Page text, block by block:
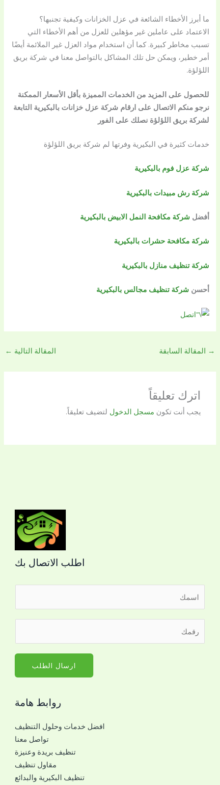
ما أبرز الأخطاء الشائعة في عزل الخزانات وكيفية تجنبها؟
الاعتماد على عاملين غير مؤهلين للعزل من أهم الأخطاء التي
تسبب مخاطر كبيرة. كما أن استخدام مواد العزل غير الملائمة أيضًا
أمر خطير، ويمكن حل تلك المشاكل بالتواصل معنا في شركة بريق
اللؤلؤة.
للحصول على المزيد من الخدمات المميزة بأقل الأسعار الممكنة
نرجو منكم الاتصال على ارقام شركة عزل خزانات بالبكيرية التابعة
لشركة بريق اللؤلؤة نصلك على الفور
خدمات كثيرة في البكيرية وفرتها لم شركة بريق اللؤلؤة
شركة عزل فوم بالبكيرية
شركة رش مبيدات بالبكيرية
أفضل شركة مكافحة النمل الابيض بالبكيرية
شركة مكافحة حشرات بالبكيرية
شركة تنظيف منازل بالبكيرية
أحسن شركة تنظيف مجالس بالبكيرية
→ المقالة السابقة المقالة التالية ←
اترك تعليقاً
يجب أنت تكون مسجل الدخول لتضيف تعليقاً.
اطلب الاتصال بك
م
ارسال الطلب
روابط هامة
افضل خدمات وحلول التنظيف
تواصل معنا
تنظيف بريدة وعنيزة
مقاول تنظيف
تنظيف البكيرية والبدائع